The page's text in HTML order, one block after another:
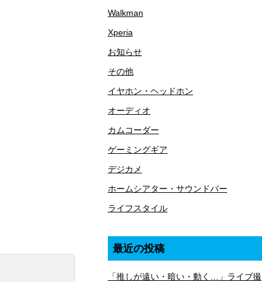
Walkman
Xperia
お知らせ
その他
イヤホン・ヘッドホン
オーディオ
カムコーダー
ゲーミングギア
デジカメ
ホームシアター・サウンドバー
ライフスタイル
最近の投稿
「推しが遠い・暗い・動く…」ライブ撮